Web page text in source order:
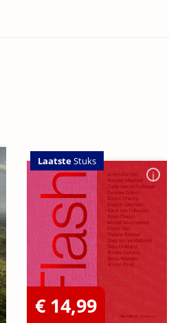
LaatsteStuks
€ 14,99